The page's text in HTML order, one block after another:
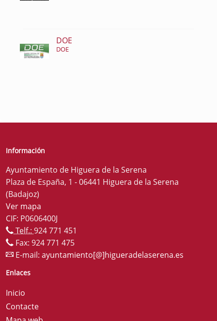
DOE
DOE
Información
Ayuntamiento de Higuera de la Serena
Plaza de España, 1 - 06441 Higuera de la Serena
(Badajoz)
Ver mapa
CIF: P0606400J
Telf.: 924 771 451
Fax: 924 771 475
E-mail: ayuntamiento[@]higueradelaserena.es
Enlaces
Inicio
Contacte